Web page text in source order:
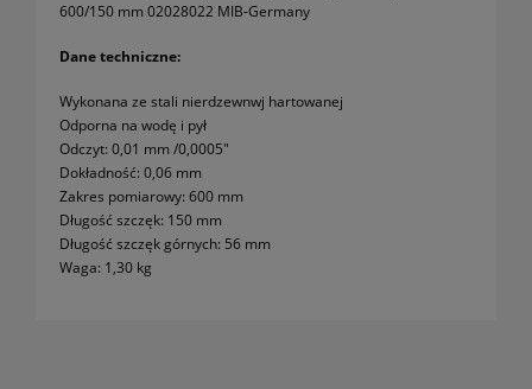
600/150 mm 02028022 MIB-Germany
Dane techniczne:
Wykonana ze stali nierdzewnwj hartowanej
Odporna na wodę i pył
Odczyt: 0,01 mm /0,0005"
Dokładność: 0,06 mm
Zakres pomiarowy: 600 mm
Długość szczęk: 150 mm
Długość szczęk górnych: 56 mm
Waga: 1,30 kg